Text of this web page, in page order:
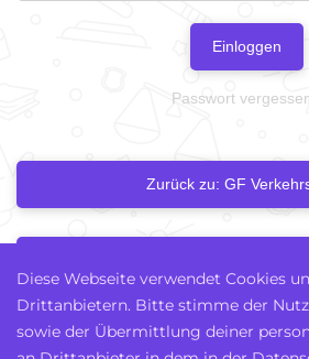
Einloggen
Passwort
Zurück zu: GF
Diese Webseite verwendet Cookies
Drittanbietern. Bitte stimme der
sowie der Übermittlung deiner